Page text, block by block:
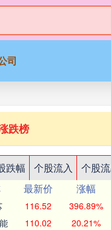
司
跌榜
跌幅 个股流入 个股
最新价 涨幅
116.52 396.89%
110.02 20.21%